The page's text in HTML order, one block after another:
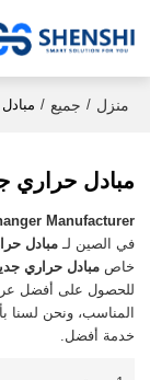
منزل / جميع /
مبادل حراري
Manufacturer​
في الصين لـمبادل
خاصمبادل حراري
للحصول على أفضل
المناسب، ونحن لسنا
خدمة أفضل.